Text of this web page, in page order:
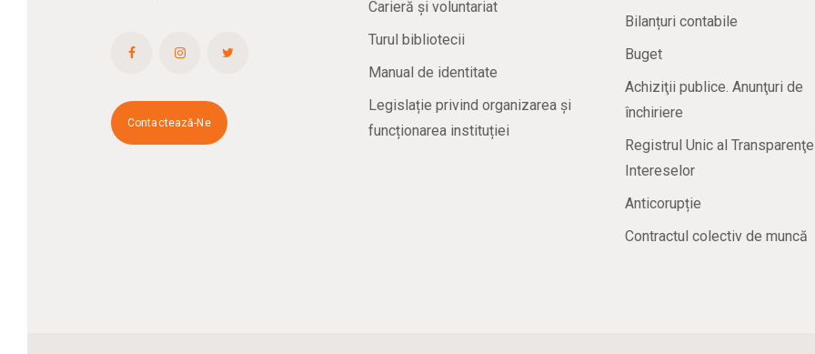
Contactează-Ne
Carieră și voluntariat
Turul bibliotecii
Manual de identitate
Legislație privind organizarea și
funcționarea instituției
Bilanțuri contabile
Buget
Achiziţii publice. Anunţuri de
închiriere
Registrul Unic al
Intereselor
Anticorupție
Contractul colectiv de muncă